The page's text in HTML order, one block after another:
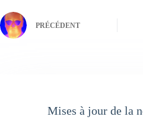
PRÉCÉDENT
Mises à jour de la